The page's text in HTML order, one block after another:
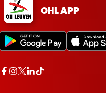
OHL APP